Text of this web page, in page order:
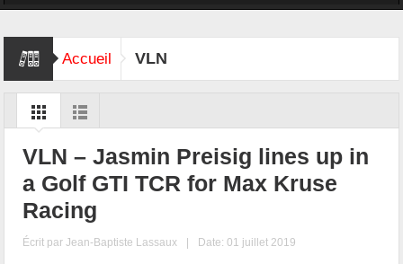
Accueil VLN
VLN – Jasmin Preisig lines up in
a Golf GTI TCR for Max Kruse
Racing
Écrit parJean-Baptiste Lassaux | Date: 01 juillet 2019